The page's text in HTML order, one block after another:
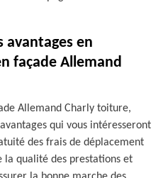
avantages en
façade Allemand
Allemand Charly toiture,
qui vous intéresseront
des frais de déplacement
la qualité des prestations et